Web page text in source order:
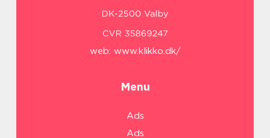
web: www.klikko.dk/
Menu
Ads
Ads